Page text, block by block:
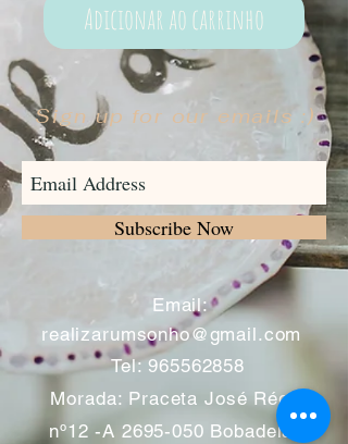
Adicionar ao carrinho
Sign up for our emails :)
Subscribe Now
Email:
realizarumsonho@gmail.com
Tel:965562858
Morada: Praceta José Régio
nº12 -A 2695-050 Bobadela -